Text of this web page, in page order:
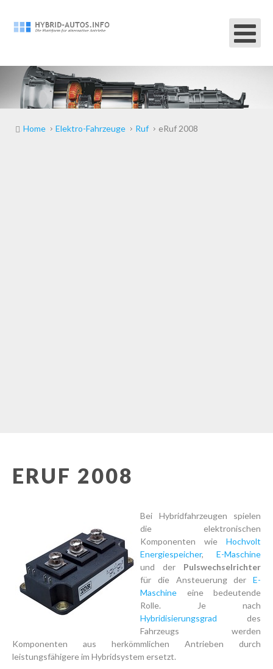
Home Elektro-Fahrzeuge Ruf eRuf 2008
ERUF 2008
Bei Hybridfahrzeugen spielen
die elektronischen
Komponenten wie Hochvolt
Energiespeicher, E-Maschine
und der Pulswechselrichter
für die Ansteuerung der E-
Maschine eine bedeutende
Rolle. Je nach
Hybridisierungsgrad des
Fahrzeugs werden
Komponenten aus herkömmlichen Antrieben durch
leistungsfähigere im Hybridsystem ersetzt.